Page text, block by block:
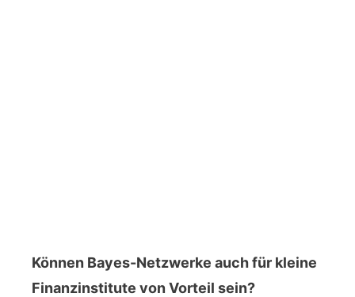
Können Bayes-Netzwerke auch für kleine
Finanzinstitute von Vorteil sein?